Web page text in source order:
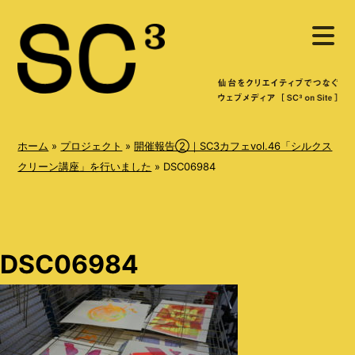
e
n
t
メ
ニ
を
開
く
ホーム » プロジェクト »開催報告②｜SC3カフェvol.46「シルクス
クリーン講座」を行いました » DSC06984
DSC06984